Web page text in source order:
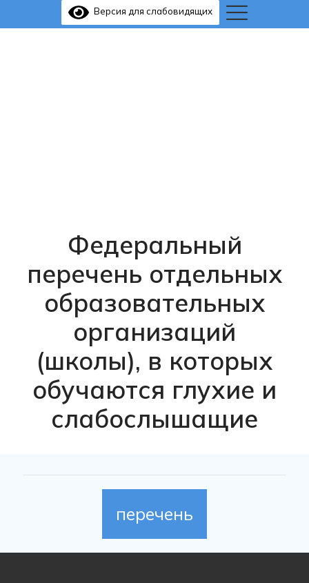
Версия для слабовидящих
Федеральный
перечень отдельных
образовательных
организаций
(школы), в которых
обучаются глухие и
слабослышащие
перечень